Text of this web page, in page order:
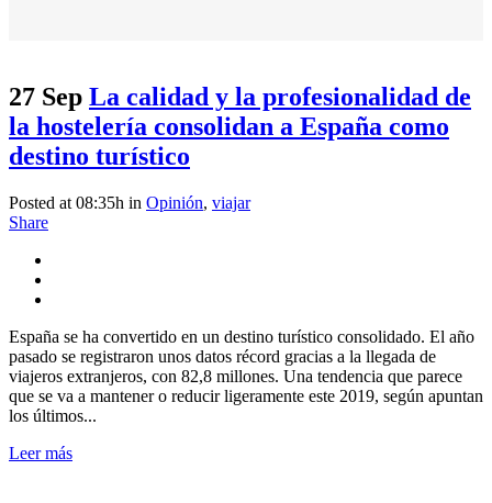
27 Sep La calidad y la profesionalidad de
la hostelería consolidan a España como
destino turístico
Posted at 08:35h in Opinión, viajar
Share
España se ha convertido en un destino turístico consolidado. El año
pasado se registraron unos datos récord gracias a la llegada de
viajeros extranjeros, con 82,8 millones. Una tendencia que parece
que se va a mantener o reducir ligeramente este 2019, según apuntan
los últimos...
Leer más